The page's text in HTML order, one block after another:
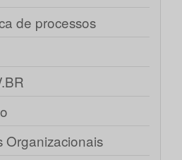
de processos
Organizacionais